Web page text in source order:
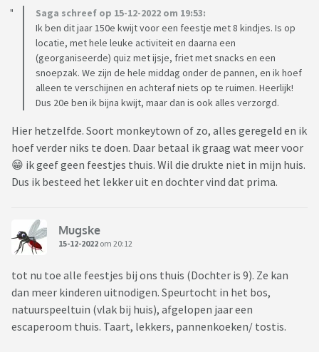
Saga schreef op 15-12-2022 om 19:53:
Ik ben dit jaar 150e kwijt voor een feestje met 8 kindjes. Is op
locatie, met hele leuke activiteit en daarna een
(georganiseerde) quiz met ijsje, friet met snacks en een
snoepzak. We zijn de hele middag onder de pannen, en ik hoef
alleen te verschijnen en achteraf niets op te ruimen. Heerlijk!
Dus 20e ben ik bijna kwijt, maar dan is ook alles verzorgd.
Hier hetzelfde. Soort monkeytown of zo, alles geregeld en ik
hoef verder niks te doen. Daar betaal ik graag wat meer voor
😁 ik geef geen feestjes thuis. Wil die drukte niet in mijn huis.
Dus ik besteed het lekker uit en dochter vind dat prima.
Mugske
15-12-2022 om 20:12
tot nu toe alle feestjes bij ons thuis (Dochter is 9). Ze kan
dan meer kinderen uitnodigen. Speurtocht in het bos,
natuurspeeltuin (vlak bij huis), afgelopen jaar een
escaperoom thuis. Taart, lekkers, pannenkoeken/ tostis.